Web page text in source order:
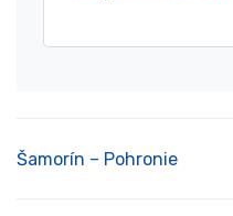
Šamorín – Pohronie